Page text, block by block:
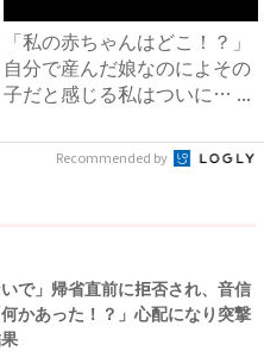
「私の赤ちゃんはどこ！？」
自分で産んだ娘なのによその
子だと感じる私はついに… ...
Recommended by
で」帰省直前に拒否され、音信
かあった！？」心配になり突撃